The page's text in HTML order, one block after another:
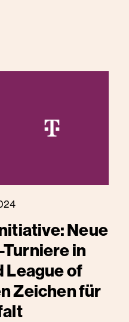
Neue
in
League of
Zeichen für